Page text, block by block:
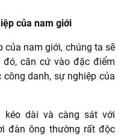
của nam giới
của nam giới, chúng ta sẽ
căn cứ vào đặc điểm
danh, sự nghiệp của
kéo dài và càng sát với
đàn ông thường rất độc